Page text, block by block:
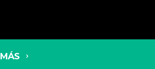
MÁS